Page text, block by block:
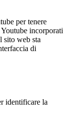
per tenere
incorporati
sito web sta
di
identificare la